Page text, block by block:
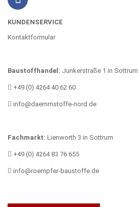
KUNDENSERVICE
Kontaktformular
Baustoffhandel: Junkerstraße 1 in Sottrum
+49 (0) 4264 40 62 60
info@daemmstoffe-nord.de
Fachmarkt: Lienworth 3 in Sottrum
+49 (0) 4264 83 76 655
info@roempfer-baustoffe.de